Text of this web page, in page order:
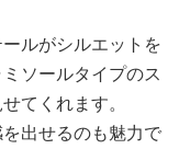
ルがシルエットを
ソールタイプのス
てくれます。
出せるのも魅力で